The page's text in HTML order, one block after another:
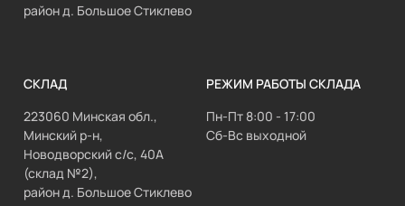
район д. Большое Стиклево
СКЛАД
223060 Минская обл.,
Минский р-н,
Новодворский с/с, 40А
(склад №2),
район д. Большое Стиклево
РЕЖИМ РАБОТЫ СКЛАДА
Пн-Пт 8:00 - 17:00
Сб-Вс выходной